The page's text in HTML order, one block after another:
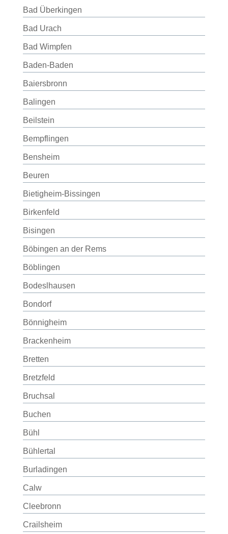
Bad Überkingen
Bad Urach
Bad Wimpfen
Baden-Baden
Baiersbronn
Balingen
Beilstein
Bempflingen
Bensheim
Beuren
Bietigheim-Bissingen
Birkenfeld
Bisingen
Böbingen an der Rems
Böblingen
Bodeslhausen
Bondorf
Bönnigheim
Brackenheim
Bretten
Bretzfeld
Bruchsal
Buchen
Bühl
Bühlertal
Burladingen
Calw
Cleebronn
Crailsheim